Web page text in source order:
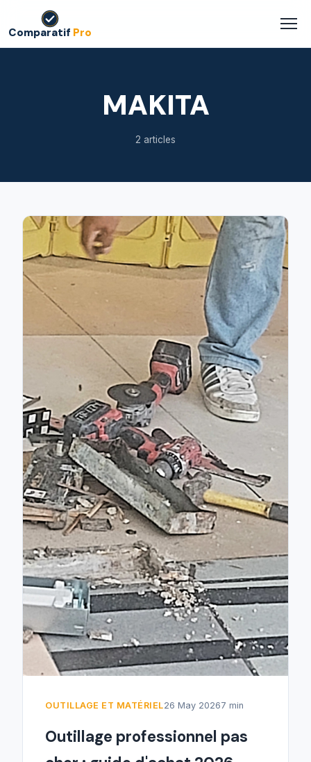
Comparatif Pro
MAKITA
2 articles
OUTILLAGE ET MATÉRIEL26 May 20267 min
Outillage professionnel pas